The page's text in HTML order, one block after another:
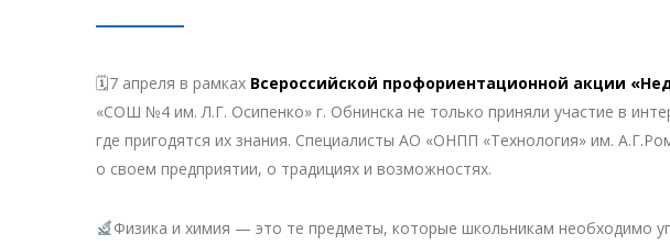
🗓7 апреля в рамках Всероссийской профориентационной акции
«СОШ №4 им. Л.Г. Осипенко» г. Обнинска не только приняли участие в
где пригодятся их знания. Специалисты АО «ОНПП «Технология» им.
о своем предприятии, о традициях и возможностях.
Физика и химия — это те предметы, которые школьникам необходимо